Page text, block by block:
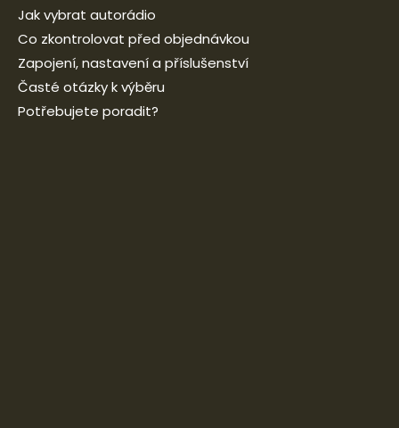
Jak vybrat autorádio
Co zkontrolovat před objednávkou
Zapojení, nastavení a příslušenství
Časté otázky k výběru
Potřebujete poradit?